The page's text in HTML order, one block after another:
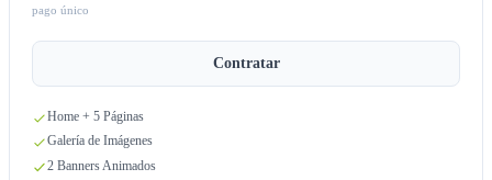
pago único
Contratar
Home + 5 Páginas
Galería de Imágenes
2 Banners Animados